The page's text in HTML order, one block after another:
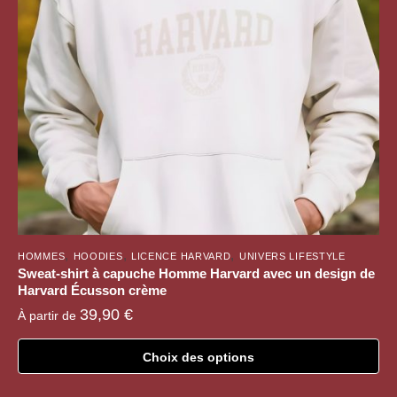
être
choisies
sur
la
page
du
produit
HOMMES, HOODIES, LICENCE HARVARD, UNIVERS LIFESTYLE
Sweat-shirt à capuche Homme Harvard avec un design de
Harvard Écusson crème
À partir de 39,90 €
Choix des options